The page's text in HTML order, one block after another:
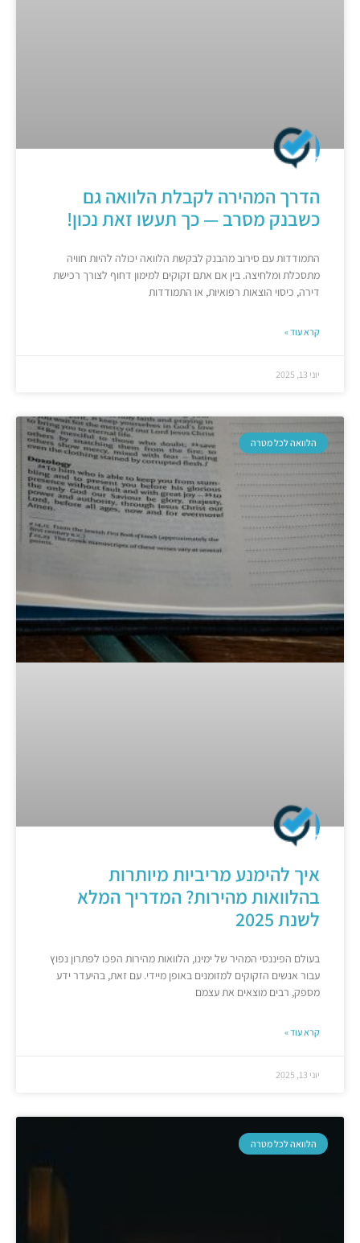
הדרך המהירה לקבלת הלוואה גם
כשבנק מסרב — כך תעשו זאת נכון!
התמודדות עם סירוב מהבנק לבקשת הלוואה יכולה להיות חוויה
מתסכלת ומלחיצה. בין אם אתם זקוקים למימון דחוף לצורך רכישת
דירה, כיסוי הוצאות רפואיות, או התמודדות
קרא עוד »
יוני 13, 2025
הלוואה לכל מטרה
איך להימנע מריביות מיותרות
בהלוואות מהירות? המדריך המלא
לשנת 2025
בעולם הפיננסי המהיר של ימינו, הלוואות מהירות הפכו לפתרון נפוץ
עבור אנשים הזקוקים למזומנים באופן מיידי. עם זאת, בהיעדר ידע
מספק, רבים מוצאים את עצמם
קרא עוד »
יוני 13, 2025
הלוואה לכל מטרה